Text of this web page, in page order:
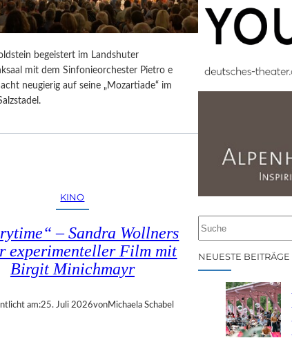
begeistert im Landshuter
mit dem Sinfonieorchester Pietro e
neugierig auf seine „Mozartiade“ im
KINO
– Sandra Wollners
experimenteller Film mit
Birgit Minichmayr
am:25. Juli 2026vonMichaela Schabel
S
u
c
h
NEUESTE BEITRÄGE